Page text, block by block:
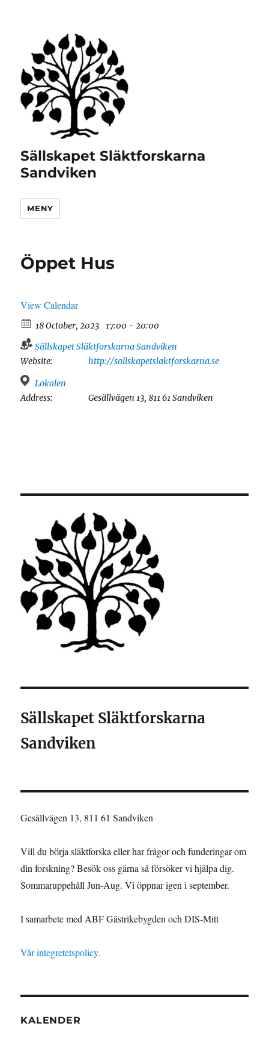
Sällskapet Släktforskarna
Sandviken
MENY
Öppet Hus
View Calendar
18 October, 2023
17:00 - 20:00
Sällskapet Släktforskarna Sandviken
Website:
http://sallskapetslaktforskarna.se
Lokalen
Address:
Gesällvägen 13, 811 61 Sandviken
Sällskapet Släktforskarna
Sandviken
Gesällvägen 13, 811 61 Sandviken
Vill du börja släktforska eller har frågor och funderingar om
din forskning? Besök oss gärna så försöker vi hjälpa dig.
Sommaruppehåll Jun-Aug. Vi öppnar igen i september.
I samarbete med ABF Gästrikebygden och DIS-Mitt
Vår integretetspolicy.
KALENDER